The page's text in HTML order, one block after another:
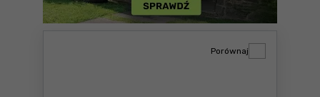
Porównaj